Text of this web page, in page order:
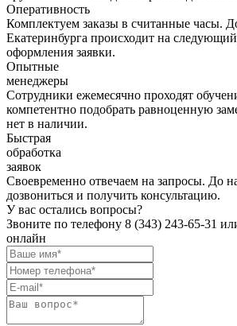
Оперативность
Комплектуем заказы в считанные часы.
Екатеринбурга происходит на
оформления заявки.
Опытные
менеджеры
Сотрудники ежемесячно проходят
компетентно подобрать равноценную
нет в наличии.
Быстрая
обработка
заявок
Своевременно отвечаем на запросы. До
дозвониться и получить консультацию.
У вас остались вопросы?
Звоните по телефону 8 (343) 243-65-31
онлайн